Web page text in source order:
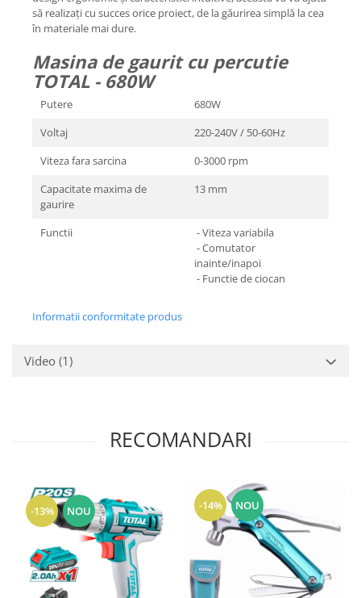
să realizați cu succes orice proiect, de la găurirea simplă la cea
în materiale mai dure.
Masina de gaurit cu percutie
TOTAL - 680W
Putere
680W
Voltaj
220-240V / 50-60Hz
Viteza fara sarcina
0-3000 rpm
Capacitate maxima de
gaurire
13 mm
Functii
- Viteza variabila
- Comutator
inainte/inapoi
- Functie de ciocan
Informatii conformitate produs
Video (1)
RECOMANDARI
-13% NOU -14% NOU